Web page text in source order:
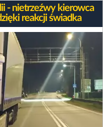
- nietrzeźwy kierowca
reakcji świadka